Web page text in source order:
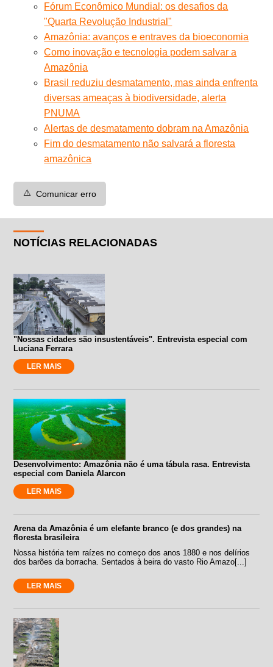
Fórum Econômico Mundial: os desafios da
"Quarta Revolução Industrial"
Amazônia: avanços e entraves da bioeconomia
Como inovação e tecnologia podem salvar a
Amazônia
Brasil reduziu desmatamento, mas ainda enfrenta
diversas ameaças à biodiversidade, alerta
PNUMA
Alertas de desmatamento dobram na Amazônia
Fim do desmatamento não salvará a floresta
amazônica
⚠️ Comunicar erro
NOTÍCIAS RELACIONADAS
"Nossas cidades são insustentáveis". Entrevista especial com
Luciana Ferrara
LER MAIS
Desenvolvimento: Amazônia não é uma tábula rasa. Entrevista
especial com Daniela Alarcon
LER MAIS
Arena da Amazônia é um elefante branco (e dos grandes) na
floresta brasileira
Nossa história tem raízes no começo dos anos 1880 e nos delírios
dos barões da borracha. Sentados à beira do vasto Rio Amazo[...]
LER MAIS